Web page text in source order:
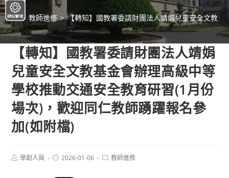
> 教師進修 > 【轉知】國教署委請財團法人靖娟兒童安全文教
【轉知】國教署委請財團法人靖娟
兒童安全文教基金會辦理高級中等
學校推動交通安全教育研習(1月份
場次)，歡迎同仁教師踴躍報名參
加(如附檔)
Post學創人員
Post2026-01-06
Post教師進修